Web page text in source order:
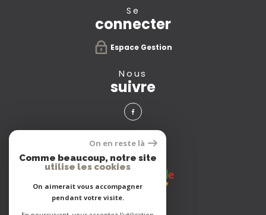
se
connecter
Espace Gestion
nous
suivre
avis
clients
On en reste là
Comme beaucoup, notre site
utilise les cookies
On aimerait vous accompagner
pendant votre visite.